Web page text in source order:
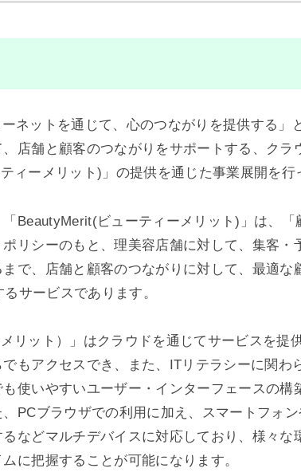
ネットを通じて、心のつながりを提供する」
店舗と顧客のつながりをサポートする、クラ
ィーメリット)」の提供を通じた事業展開を行
BeautyMerit(ビューティーメリット)」は、「
リシーのもと、理美容店舗に対して、集客・
で、店舗と顧客のつながりに対して、最適な
サービスであります。
リット）」はクラウドを通じてサービスを提
もアクセスでき、また、ITリテラシーに関わ
使いやすいユーザー・インターフェースの構
PCブラウザでの利用に加え、スマートフォ
などマルチデバイスに対応しており、様々な
に把握することが可能になります。